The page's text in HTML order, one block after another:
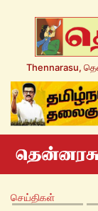
Thennarasu,
செய்திகள்